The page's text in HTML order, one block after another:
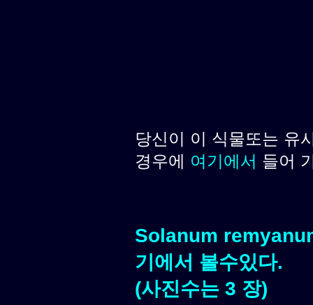
당신이 이 식물또는 유
경우에 여기에서 들어
Solanum
기에서 볼수있다.
(사진수는 3 장)